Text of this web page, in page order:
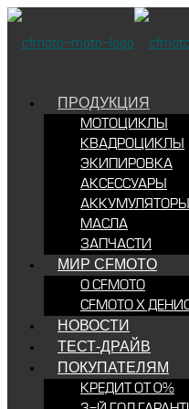
ПРОДУКЦИЯ
МОТОЦИКЛЫ
КВАДРОЦИКЛЫ
ЭКИПИРОВКА
АКСЕССУАРЫ
АККУМУЛЯТОРЫ
МАСЛА
ЗАПЧАСТИ
МИР CFMOTO
О CFMOTO
CFMOTO X
НОВОСТИ
ТЕСТ-ДРАЙВ
ПОКУПАТЕЛЯМ
КРЕДИТ ОТ 0%